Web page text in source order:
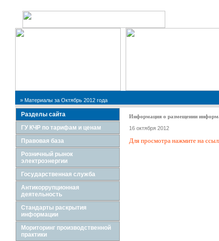
» Материалы за Октябрь 2012 года
Разделы сайта
ГУ КЧР по тарифам и ценам
Правовая база
Розничный рынок
электроэнергии
Государственная служба
Антикоррупционная
деятельность
Стандарты раскрытия
информации
Мориторинг производственной
практики
Информация о размещении
16 октября 2012
Для просмотра нажмите на